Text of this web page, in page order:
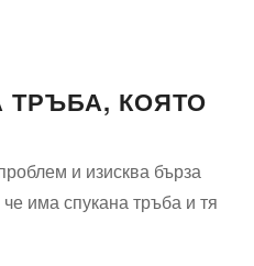
ТРЪБА, КОЯТО
и изисква бърза
има спукана тръба и тя